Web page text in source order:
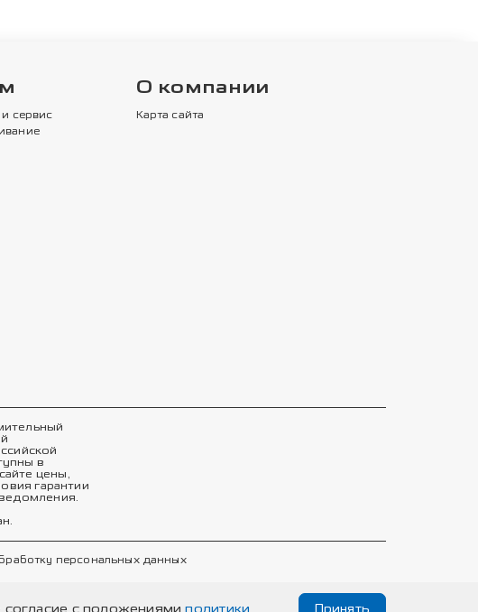
сервис
О компании
Карта сайта
в
цены,
гарантии
персональных данных
согласие с положениямиполитики Принять